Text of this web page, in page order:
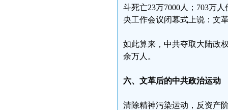
斗死亡23万7000人；703万
央工作会议闭幕式上说：文
如此算来，中共夺取大陆政
余万人。
六、文革后的中共政治运动
清除精神污染运动，反资产